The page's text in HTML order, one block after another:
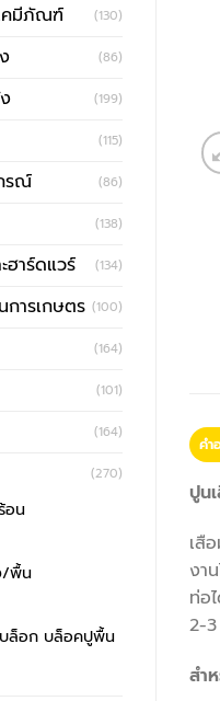
คมีภัณฑ์ (130)
(86)
(199)
(115)
รณ์ (86)
(138)
ฮาร์ดแวร์ (134)
การเกษตร (100)
(164)
(101)
(164)
(270)
อน
/พื้น
ล็อก บล็อคปูพื้น
คำ
ปูน
เสื
งา
ท่อ
2-
สำ